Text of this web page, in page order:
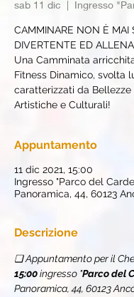
sab 11 dic
  |
Ingresso
CAMMINARE NON È MAI
DIVERTENTE ED
Una Camminata
Fitness Dinamico, svolta
caratterizzati da Bellezze
Artistiche e Culturali!
Appuntamento
11 dic 2021, 15:00
Ingresso "Parco del
Panoramica, 44, 60123
Descrizione
❏ Appuntamento per il
15:00 ingresso "Parco del
Panoramica, 44, 60123